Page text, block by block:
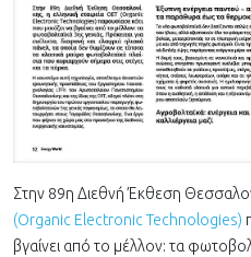
Στην 89η Διεθνή Έκθεση
(Organic Electronic Technologies)
βγαίνει από το μέλλον: τα